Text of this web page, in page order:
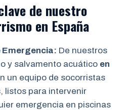
de nuestro
en España
Emergencia: De nuestros
y salvamento acuático en
un equipo de socorristas
listos para intervenir
emergencia en piscinas